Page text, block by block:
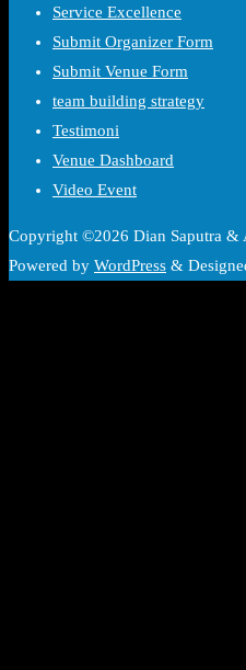
Service Excellence
Submit Organizer Form
Submit Venue Form
team building strategy
Testimoni
Venue Dashboard
Video Event
Copyright ©2026 Dian Saputra &
Powered by WordPress &